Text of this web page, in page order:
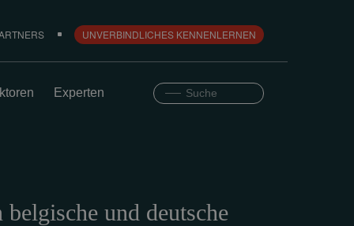
UNVERBINDLICHES KENNENLERNEN
Experten
und deutsche